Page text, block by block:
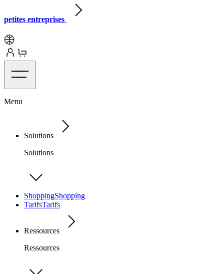
petites entreprises
Menu
Solutions
Solutions
ShoppingShopping
TarifsTarifs
Ressources
Ressources